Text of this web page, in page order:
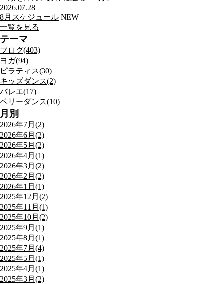
2026.07.28
8月スケジュール NEW
一覧を見る
テーマ
ブログ(403)
ヨガ(94)
ピラティス(30)
キッズダンス(2)
バレエ(17)
ベリーダンス(10)
月別
2026年7月(2)
2026年6月(2)
2026年5月(2)
2026年4月(1)
2026年3月(2)
2026年2月(2)
2026年1月(1)
2025年12月(2)
2025年11月(1)
2025年10月(2)
2025年9月(1)
2025年8月(1)
2025年7月(4)
2025年5月(1)
2025年4月(1)
2025年3月(2)